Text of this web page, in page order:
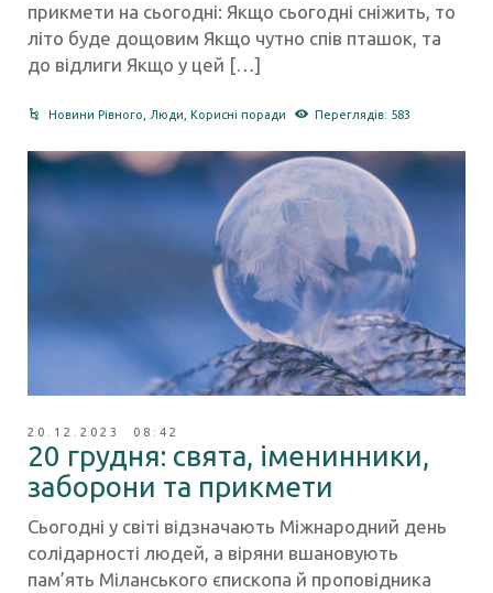
прикмети на сьогодні: Якщо сьогодні сніжить, то
літо буде дощовим Якщо чутно спів пташок, та
до відлиги Якщо у цей […]
Новини Рівного Люди ,Корисні поради Переглядів: 583
20.12.2023 08:42
20 грудня: свята, іменинники,
заборони та прикмети
Сьогодні у світі відзначають Міжнародний день
солідарності людей, а віряни вшановують
пам’ять Міланського єпископа й проповідника